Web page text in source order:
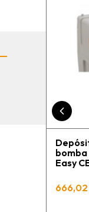
bomba
Easy
666,02